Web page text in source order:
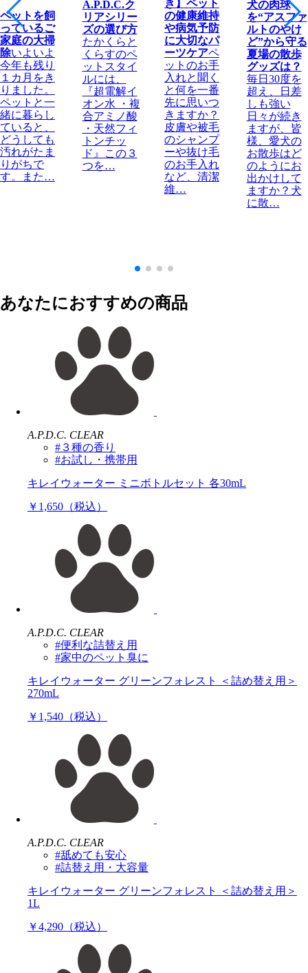
ペットを飼
っているご
家庭の大掃
除いよいよ
今年も残り
１カ月をき
りました。
ペットと一
緒に暮らし
ていると、
どうしても
汚れがたま
りがちで
す。また…
A.P.D.C.ク
リアシリー
ズの選び方
たかくらと
くらすのペ
ットスタイ
ルには、
『超電解イ
オン水 ・複
合アミノ酸
・天然フィ
トンチッ
ド』この３
つを…
き】ペット
の健康維持
や病気予防
に大切なパ
ーツケアペ
ットのお手
入れと聞く
と何を一番
先に思いつ
きますか？
皮膚や被毛
のシャンプ
ーや抜け毛
のお手入れ
など、清潔
維…
犬の肉球
を“アスファ
ルトのやけ
ど”から守る
夏場の散歩
グッズは？
毎日30度を
超え、日差
しも強い
日々が続き
ますが、皆
様、愛犬の
お散歩はど
のようにお
出かけして
ますか？犬
に散…
あなたにおすすめの商品
A.P.D.C. CLEAR
#３種の香り
#お試し・携帯用
キレイウォーター ミニボトルセット 各30mL
￥1,650（税込）
A.P.D.C. CLEAR
#便利な詰替え用
#家中のペット臭に
キレイウォーター グリーンフォレスト ＜詰め替え用＞
270mL
￥1,540（税込）
A.P.D.C. CLEAR
#舐めても安心
#詰替え用・大容量
キレイウォーター グリーンフォレスト ＜詰め替え用＞
1L
￥4,290（税込）